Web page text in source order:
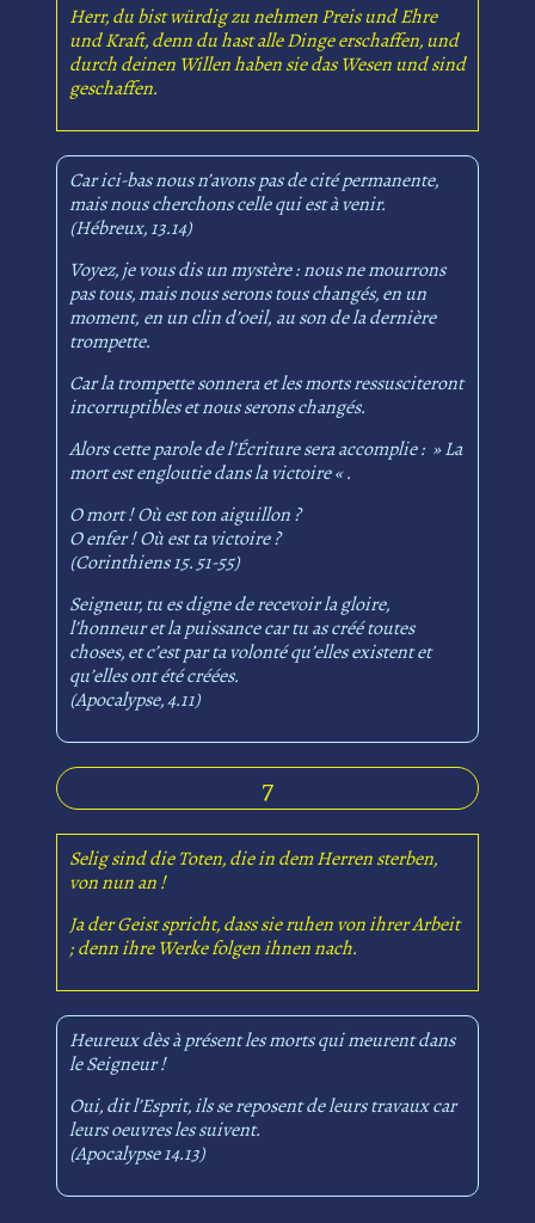
Herr, du bist würdig zu nehmen Preis und Ehre
und Kraft, denn du hast alle Dinge erschaffen, und
durch deinen Willen haben sie das Wesen und sind
geschaffen.
Car ici-bas nous n’avons pas de cité permanente,
mais nous cherchons celle qui est à venir.
(Hébreux, 13.14)
Voyez, je vous dis un mystère : nous ne mourrons
pas tous, mais nous serons tous changés, en un
moment, en un clin d’oeil, au son de la dernière
trompette.
Car la trompette sonnera et les morts ressusciteront
incorruptibles et nous serons changés.
Alors cette parole de l’Écriture sera accomplie : » La
mort est engloutie dans la victoire « .
O mort ! Où est ton aiguillon ?
O enfer ! Où est ta victoire ?
(Corinthiens 15. 51-55)
Seigneur, tu es digne de recevoir la gloire,
l’honneur et la puissance car tu as créé toutes
choses, et c’est par ta volonté qu’elles existent et
qu’elles ont été créées.
(Apocalypse, 4.11)
7
Selig sind die Toten, die in dem Herren sterben,
von nun an !
Ja der Geist spricht, dass sie ruhen von ihrer Arbeit
; denn ihre Werke folgen ihnen nach.
Heureux dès à présent les morts qui meurent dans
le Seigneur !
Oui, dit l’Esprit, ils se reposent de leurs travaux car
leurs oeuvres les suivent.
(Apocalypse 14.13)